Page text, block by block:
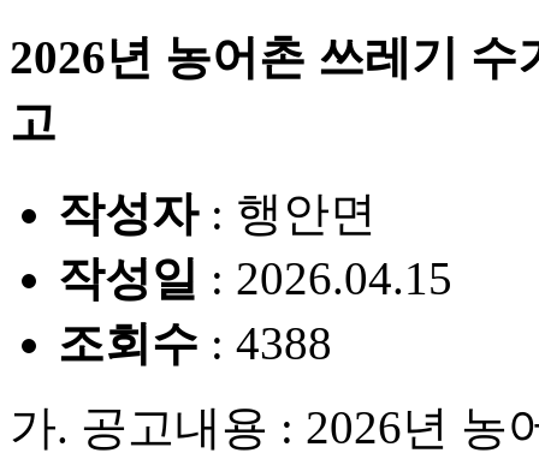
2026년 농어촌 쓰레기
고
작성자: 행안면
작성일 : 2026.04.15
조회수 : 4388
가. 공고내용 : 2026년 농